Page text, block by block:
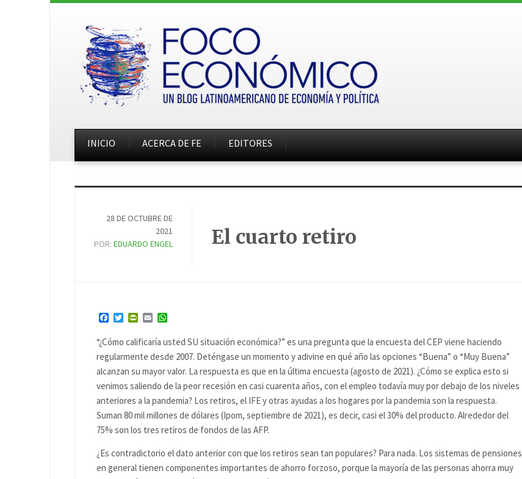
INICIO ACERCA DE FE EDITORES
28 DE OCTUBRE DE
2021
POR:EDUARDO ENGEL El cuarto retiro
Facebook
TwitterPrintFriendly
Email
“¿Cómo calificaría usted SU situación económica?” es una pregunta que la encuesta del CEP viene haciendo
regularmente desde 2007. Deténgase un momento y adivine en qué año las opciones “Buena” o “Muy Buena”
alcanzan su mayor valor. La respuesta es que en la última encuesta (agosto de 2021). ¿Cómo se explica esto si
venimos saliendo de la peor recesión en casi cuarenta años, con el empleo todavía muy por debajo de los niveles
anteriores a la pandemia? Los retiros, el IFE y otras ayudas a los hogares por la pandemia son la respuesta.
Suman 80 mil millones de dólares (Ipom, septiembre de 2021), es decir, casi el 30% del producto. Alrededor del
75% son los tres retiros de fondos de las AFP.
¿Es contradictorio el dato anterior con que los retiros sean tan populares? Para nada. Los sistemas de pensiones
en general tienen componentes importantes de ahorro forzoso, porque la mayoría de las personas ahorra muy